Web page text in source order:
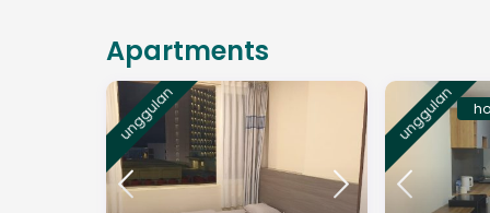
Apartments
unggulan unggulan